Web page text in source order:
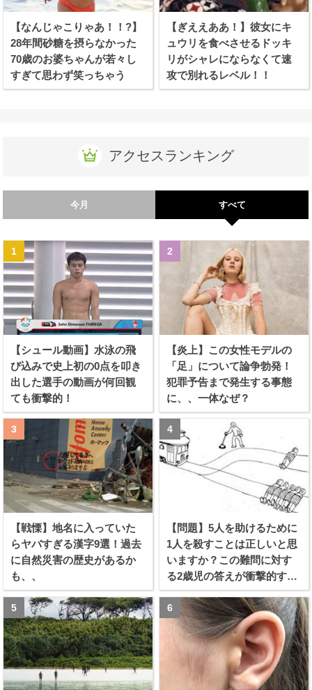
【なんじゃこりゃあ！！?】
28年間砂糖を摂らなかった
70歳のお婆ちゃんが若々し
すぎて思わず笑っちゃう
【ぎええああ！】彼女にキ
ュウリを食べさせるドッキ
リがシャレにならなくて速
攻で別れるレベル！！
アクセスランキング
今月 すべて
【シュール動画】水泳の飛
び込みで史上初の0点を叩き
出した選手の動画が何回観
ても衝撃的！
【炎上】この女性モデルの
「足」について論争勃発！
犯罪予告まで発生する事態
に、、一体なぜ？
【戦慄】地名に入っていた
らヤバすぎる漢字9選！過去
に自然災害の歴史があるか
も、、
【問題】5人を助けるために
1人を殺すことは正しいと思
いますか？この難問に対す
る2歳児の答えが衝撃的すぎ
る！！